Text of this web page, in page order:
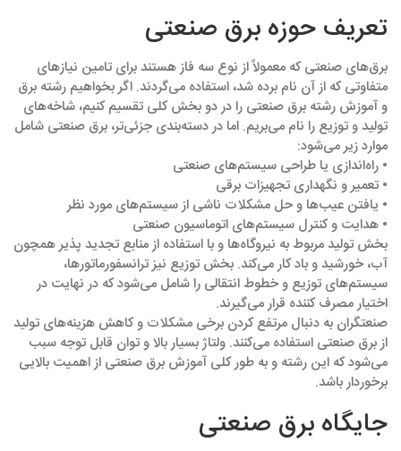
تعریف حوزه برق صنعتی
برق‌های صنعتی که معمولاً از نوع سه فاز هستند برای تامین نیازهای
متفاوتی که از آن نام برده شد، استفاده می‌گردند. اگر بخواهیم رشته برق
و آموزش رشته برق صنعتی را در دو بخش کلی تقسیم کنیم، شاخه‌های
تولید و توزیع را نام می‌بریم. اما در دسته‌بندی جزئی‌تر، برق صنعتی شامل
موارد زیر می‌شود:
• راه‌اندازی یا طراحی سیستم‌های صنعتی
• تعمیر و نگهداری تجهیزات برقی
• یافتن عیب‌ها و حل مشکلات ناشی از سیستم‌های مورد نظر
• هدایت و کنترل سیستم‌های اتوماسیون صنعتی
بخش تولید مربوط به نیروگاه‌ها و با استفاده از منابع تجدید پذیر همچون
آب، خورشید و باد کار می‌کند. بخش توزیع نیز ترانسفورماتورها،
سیستم‌های توزیع و خطوط انتقالی را شامل می‌شود که در نهایت در
اختیار مصرف کننده قرار می‌گیرند.
صنعتگران به دنبال مرتفع کردن برخی مشکلات و کاهش هزینه‌های تولید
از برق صنعتی استفاده می‌کنند. ولتاژ بسیار بالا و توان قابل توجه سبب
می‌شود که این رشته و به طور کلی آموزش برق صنعتی از اهمیت بالایی
برخوردار باشد.
جایگاه برق صنعتی